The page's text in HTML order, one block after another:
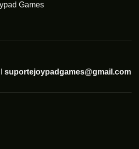
Games
suportejoypadgames@gmail.com